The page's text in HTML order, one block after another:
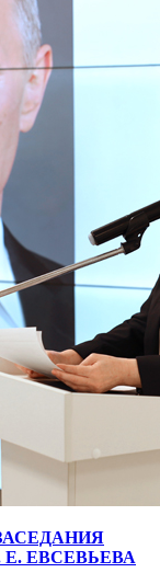
ЕВСЕВЬЕВА